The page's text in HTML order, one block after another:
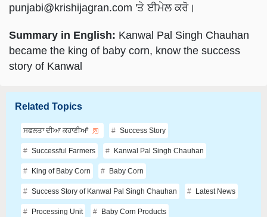
punjabi@krishijagran.com 'ਤੇ ਈਮੇਲ ਕਰੋ।
Summary in English: Kanwal Pal Singh Chauhan
became the king of baby corn, know the success
story of Kanwal
Related Topics
ਸਫਲਤਾ ਦੀਆ ਕਹਾਣੀਆਂ Success Story
Successful Farmers Kanwal Pal Singh Chauhan
King of Baby Corn Baby Corn
Success Story of Kanwal Pal Singh Chauhan Latest News
Processing Unit Baby Corn Products